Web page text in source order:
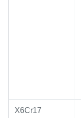
X6Cr17